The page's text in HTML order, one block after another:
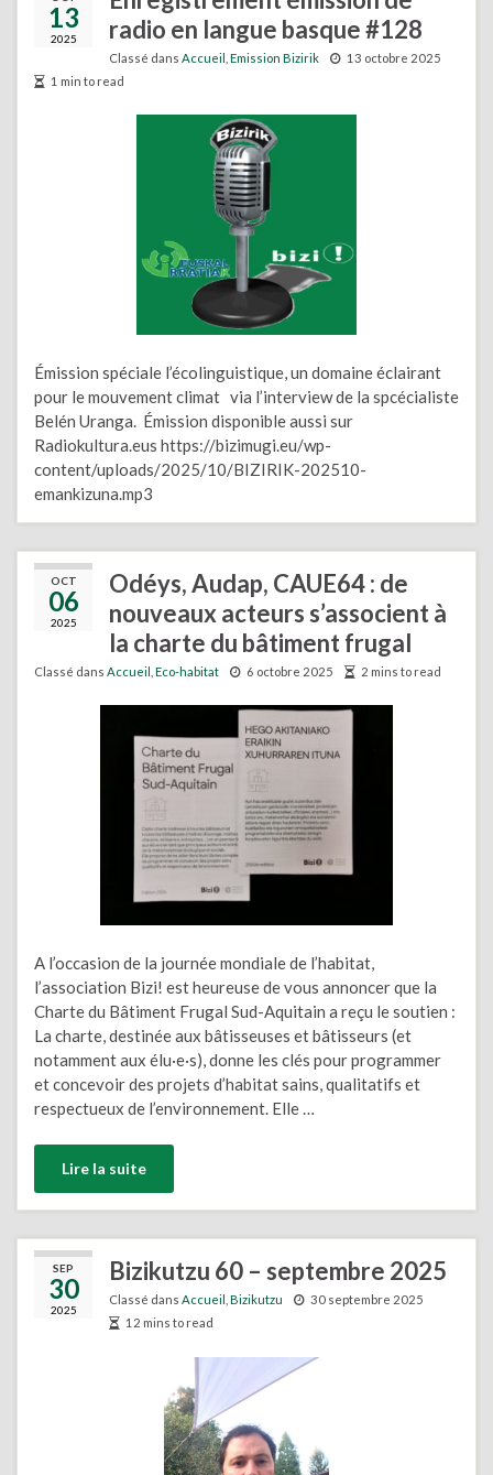
13
2025
radio en langue basque #128
Classé dans Accueil Emission Bizirik
13 octobre 2025
1 min to read
Émission spéciale l’écolinguistique, un domaine éclairant
pour le mouvement climat via l’interview de la spcécialiste
Belén Uranga. Émission disponible aussi sur
Radiokultura.eus https://bizimugi.eu/wp-
content/uploads/2025/10/BIZIRIK-202510-
emankizuna.mp3
OCT
06
2025
Odéys, Audap, CAUE64 : de
nouveaux acteurs s’associent à
la charte du bâtiment frugal
Classé dans Accueil Eco-habitat 6 octobre 2025 2 mins to read
A l’occasion de la journée mondiale de l’habitat,
l’association Bizi! est heureuse de vous annoncer que la
Charte du Bâtiment Frugal Sud-Aquitain a reçu le soutien :
La charte, destinée aux bâtisseuses et bâtisseurs (et
notamment aux élu·e·s), donne les clés pour programmer
et concevoir des projets d’habitat sains, qualitatifs et
respectueux de l’environnement. Elle …
Lire la suite
SEP
30
2025
Bizikutzu 60 – septembre 2025
Classé dans Accueil Bizikutzu
30 septembre 2025
12 mins to read